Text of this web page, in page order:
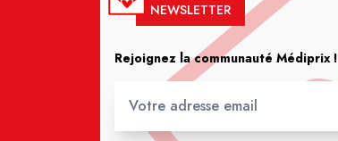
NEWSLETTER
Rejoignez la communauté Médiprix !